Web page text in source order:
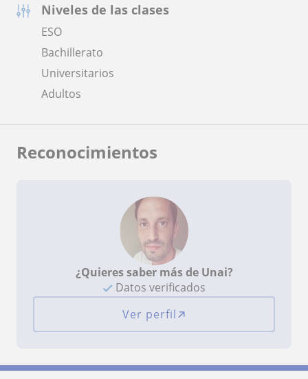
Niveles de las clases
ESO
Bachillerato
Universitarios
Adultos
Reconocimientos
¿Quieres saber más de Unai?
Datos verificados
Ver perfil